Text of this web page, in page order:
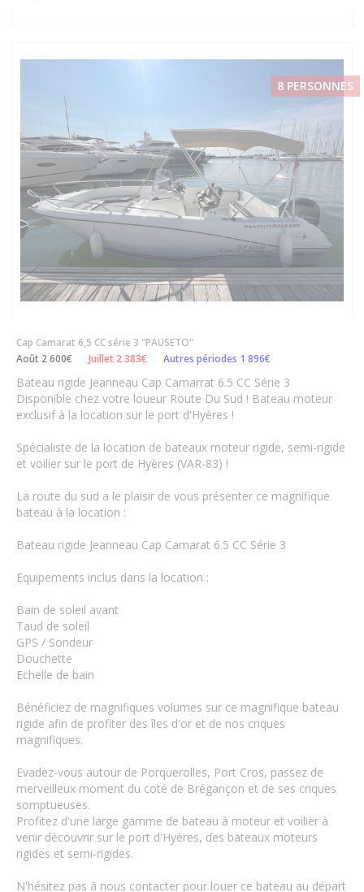
8 PERSONNES
Cap Camarat 6,5 CC série 3 "PAUSETO"
Août 2 600€
Juillet 2 383€ Autres périodes 1 896€
Bateau rigide Jeanneau Cap Camarrat 6.5 CC Série 3
Disponible chez votre loueur Route Du Sud ! Bateau moteur
exclusif à la location sur le port d'Hyères !
Spécialiste de la location de bateaux moteur rigide, semi-rigide
et voilier sur le port de Hyères (VAR-83) !
La route du sud a le plaisir de vous présenter ce magnifique
bateau à la location :
Bateau rigide Jeanneau Cap Camarat 6.5 CC Série 3
Equipements inclus dans la location :
Bain de soleil avant
Taud de soleil
GPS / Sondeur
Douchette
Echelle de bain
Bénéficiez de magnifiques volumes sur ce magnifique bateau
rigide afin de profiter des îles d'or et de nos criques
magnifiques.
Evadez-vous autour de Porquerolles, Port Cros, passez de
merveilleux moment du coté de Brégançon et de ses criques
somptueuses.
Profitez d'une large gamme de bateau à moteur et voilier à
venir découvrir sur le port d'Hyères, des bateaux moteurs
rigides et semi-rigides.
N'hésitez pas à nous contacter pour louer ce bateau au départ